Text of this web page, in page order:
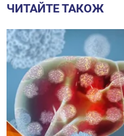
ЧИТАЙТЕ ТАКОЖ